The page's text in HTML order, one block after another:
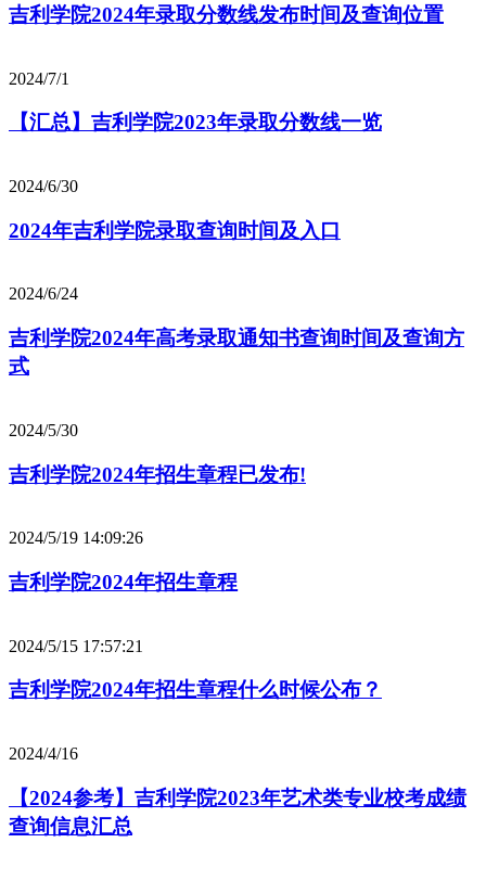
吉利学院2024年录取分数线发布时间及查询位置
2024/7/1
【汇总】吉利学院2023年录取分数线一览
2024/6/30
2024年吉利学院录取查询时间及入口
2024/6/24
吉利学院2024年高考录取通知书查询时间及查询方
式
2024/5/30
吉利学院2024年招生章程已发布!
2024/5/19 14:09:26
吉利学院2024年招生章程
2024/5/15 17:57:21
吉利学院2024年招生章程什么时候公布？
2024/4/16
【2024参考】吉利学院2023年艺术类专业校考成绩
查询信息汇总